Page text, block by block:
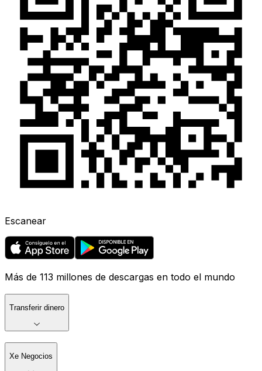
Escanear
Más de 113 millones de descargas en todo el mundo
Transferir dinero
Xe Negocios